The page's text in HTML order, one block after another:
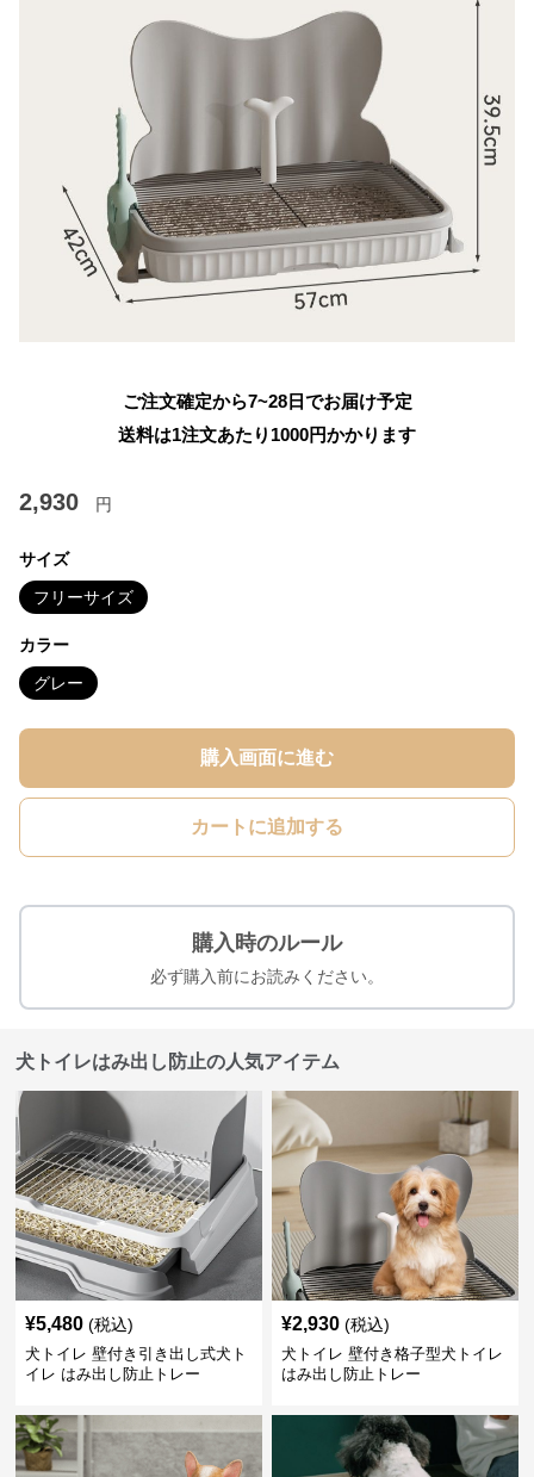
ご注文確定から7~28日でお届け予定
送料は1注文あたり 1000円かかります
2,930 円
サイズ
フリーサイズ
カラー
グレー
購入画面に進む
カートに追加する
購入時のルール
必ず購入前にお読みください。
犬トイレはみ出し防止の人気アイテム
¥5,480 (税込)
犬トイレ 壁付き引き出し式犬ト
イレ はみ出し防止トレー
¥2,930 (税込)
犬トイレ 壁付き格子型犬トイレ
はみ出し防止トレー